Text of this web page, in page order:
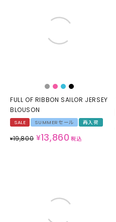
FULL OF RIBBON SAILOR JERSEY
BLOUSON
SALE SUMMERセール 再入荷
¥19,800 ¥13,860 税込